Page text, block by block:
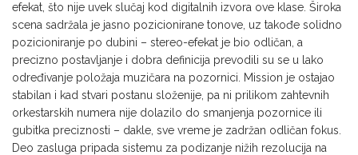
efekat, što nije uvek slučaj kod digitalnih izvora ove klase. Široka
scena sadržala je jasno pozicionirane tonove, uz takođe solidno
pozicioniranje po dubini – stereo-efekat je bio odličan, a
precizno postavljanje i dobra definicija prevodili su se u lako
određivanje položaja muzičara na pozornici. Mission je ostajao
stabilan i kad stvari postanu složenije, pa ni prilikom zahtevnih
orkestarskih numera nije dolazilo do smanjenja pozornice ili
gubitka preciznosti – dakle, sve vreme je zadržan odličan fokus.
Deo zasluga pripada sistemu za podizanje nižih rezolucija na